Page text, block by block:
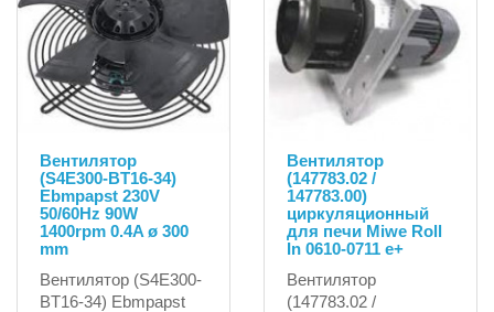
Вентилятор
(S4E300-BT16-34)
Ebmpapst 230V
50/60Hz 90W
1400rpm 0.4A ø 300
mm
Вентилятор (S4E300-
BT16-34) Ebmpapst
Вентилятор
(147783.02 /
147783.00)
циркуляционный
для печи Miwe Roll
In 0610-0711 e+
Вентилятор
(147783.02 /